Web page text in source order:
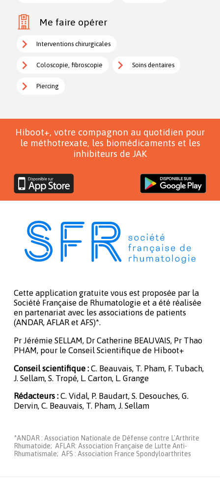
Me faire opérer
Interventions chirurgicales
Coloscopie, fibroscopie Soins dentaires
Piercing
Hiboot+, votre compagnon au quotidien pour
le méthotrexate, les biomédicaments et les
inhibiteurs de JAK
Cette application gratuite vous est proposée par la
Société Française de Rhumatologie et a été réalisée
en partenariat avec les associations de patients
(ANDAR, AFLAR et AFS)*.
Pr Jérémie SELLAM, Dr Catherine BEAUVAIS, Pr Thao
PHAM, pour le Conseil Scientifique de Hiboot+
Conseil scientifique : C. Beauvais, T. Pham, F. Tubach,
J. Sellam, S. Tropé, L. Carton, L. Grange
Rédacteurs : C. Vidal, P. Baudart, S. Desouches, G.
Dervin, C. Beauvais, T. Pham, J. Sellam
*ANDAR : Association Nationale de Défense contre L'Arthrite
Rhumatoide; AFLAR: Association Française de Lutte Anti-
Rhumatismale; AFS : Association France Spondyloarthrites